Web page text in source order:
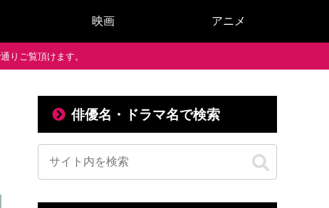
映画 アニメ
りご覧頂けます。
俳優名・ドラマ名で検索